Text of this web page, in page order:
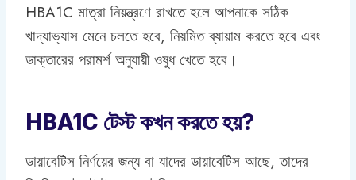
HBA1C মাত্রা নিয়ন্ত্রণে রাখতে হলে আপনাকে সঠিক
খাদ্যাভ্যাস মেনে চলতে হবে, নিয়মিত ব্যায়াম করতে হবে এবং
ডাক্তারের পরামর্শ অনুযায়ী ওষুধ খেতে হবে।
HBA1C টেস্ট কখন করতে হয়?
ডায়াবেটিস নির্ণয়ের জন্য বা যাদের ডায়াবেটিস আছে, তাদের